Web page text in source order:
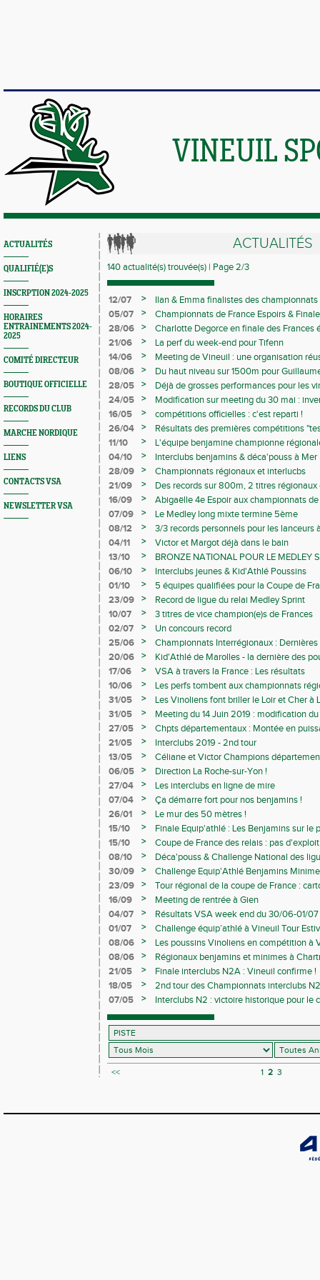
VINEUIL
ACTUALITÉS
QUALIFIÉ(E)S
INSCRPTION 2024-2025
HORAIRES
ENTRAINEMENTS 2024-
2025
COMITÉ DIRECTEUR
BOUTIQUE OFFICIELLE
RECORDS DU CLUB
MARCHE NORDIQUE
LIENS
CONTACTS VSA
NEWSLETTER VSA
ACTUALITÉS
140 actualité(s) trouvée(s) | Page 2/3
12/07 >
Ilan & Emma finalistes des
05/07
>
Championnats de France Espoirs &
28/06
>
Charlotte Degorce en finale des Frances
21/06
>
La perf du week-end pour Tifenn
14/06
>
Meeting de Vineuil : une organisation
08/06
>
Du haut niveau sur 1500m pour
28/05
>
Déjà de grosses performances pour les
24/05
>
Modification sur meeting du 30 mai :
haies hommes et femmes
16/05 >
compétitions officielles : c'est reparti !
26/04
>
Résultats des premières compétitions
11/10
>
L'équipe benjamine championne
04/10
>
Interclubs benjamins & déca'pouss à Mer
28/09
>
Championnats régionaux et interlucbs
21/09
>
Des records sur 800m, 2 titres
week-end des 19 & 20 septembre 2020
16/09 >
Abigaëlle 4e Espoir aux championnats de
07/09
>
Le Medley long mixte termine 5ème
08/12
>
3/3 records personnels pour les lanceurs
04/11
>
Victor et Margot déjà dans le bain
13/10
>
BRONZE NATIONAL POUR LE MEDLEY
06/10
>
Interclubs jeunes & Kid'Athlé Poussins
01/10
>
5 équipes qualifiées pour la Coupe de
23/09
>
Record de ligue du relai Medley Sprint
10/07
>
3 titres de vice champion(e)s de Frances
02/07
>
Un concours record
25/06
>
Championnats Interrégionaux :
20/06
>
Kid'Athlé de Marolles - la dernière des
17/06
>
VSA à travers la France : Les résultats
10/06
>
Les perfs tombent aux championnats
31/05
>
Les Vinoliens font briller le Loir et Cher à
31/05
>
Meeting du 14 Juin 2019 : modification
27/05
>
Chpts départementaux : Montée en
21/05
>
Interclubs 2019 - 2nd tour
13/05
>
Céliane et Victor Champions
06/05
>
Direction La Roche-sur-Yon !
27/04
>
Les interclubs en ligne de mire
07/04
>
Ça démarre fort pour nos benjamins !
26/01
>
Le mur des 50 mètres !
15/10
>
Finale Equip'athlé : Les Benjamins sur le
Saumur
15/10 >
Coupe de France des relais : pas
pour Vineuil
08/10 >
Déca'pouss & Challenge National des
de VSA sur la piste
30/09 >
Challenge Equip'Athlé Benjamins
place pour les Benjamines !
23/09 >
Tour régional de la coupe de France :
16/09
>
Meeting de rentrée à Gien
04/07
>
Résultats VSA week end du 30/06-01/07
01/07
>
Challenge équip’athlé à Vineuil Tour
08/06
>
Les poussins Vinoliens en compétition à
08/06
>
Régionaux benjamins et minimes à
21/05
>
Finale interclubs N2A : Vineuil confirme !
18/05
>
2nd tour des Championnats interclubs
départ 7h35 !
07/05 > Interclubs N2 : victoire historique pour le
<< 1 2 3